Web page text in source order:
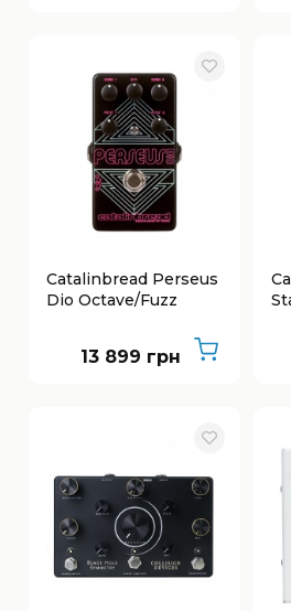
Catalinbread Perseus
Dio Octave/Fuzz
13 899 грн